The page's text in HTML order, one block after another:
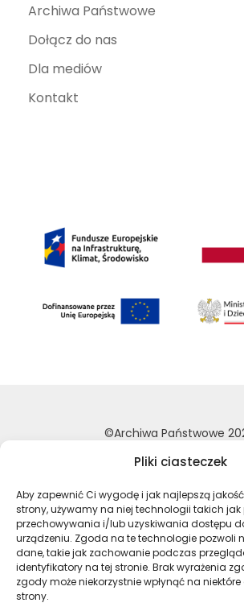
Pliki ciasteczek
Aby zapewnić Ci wygodę i jak najlepszą
strony, używamy na niej technologii takich
przechowywania i/lub uzyskiwania dostępu
urządzeniu. Zgoda na te technologie pozwoli
dane, takie jak zachowanie podczas
identyfikatory na tej stronie. Brak wyrażenia
zgody może niekorzystnie wpłynąć na
strony.
Archiwa Państwowe
Dołącz do nas
Dla mediów
Kontakt
©Archiwa Państwowe
Deklaracja dostępności
Polityka prywatności
Mapa strony
Profil Archiwa
Profil